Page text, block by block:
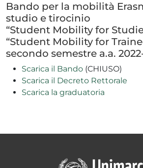
Bando per la mobilità
studio e tirocinio
“Student Mobility for
“Student Mobility for
secondo semestre a.a.
Scarica il Bando (CHIUSO)
Scarica il Decreto Rettorale
Scarica la graduatoria